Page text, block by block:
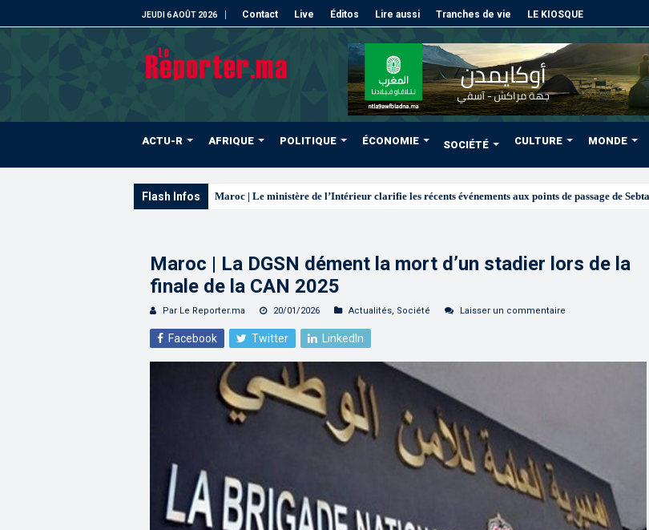
JEUDI 6 AOÛT 2026 Contact Live Éditos Lire aussi Tranches de vie LE KIOSQUE
ACTU-R AFRIQUE POLITIQUE ÉCONOMIE SOCIÉTÉ CULTURE MONDE
Flash Infos La voie express Tiznit-
Maroc | La DGSN dément la mort d’un stadier lors de la
finale de la CAN 2025
Par Le Reporter.ma 20/01/2026 Actualités, Société Laisser un commentaire
Facebook Twitter LinkedIn